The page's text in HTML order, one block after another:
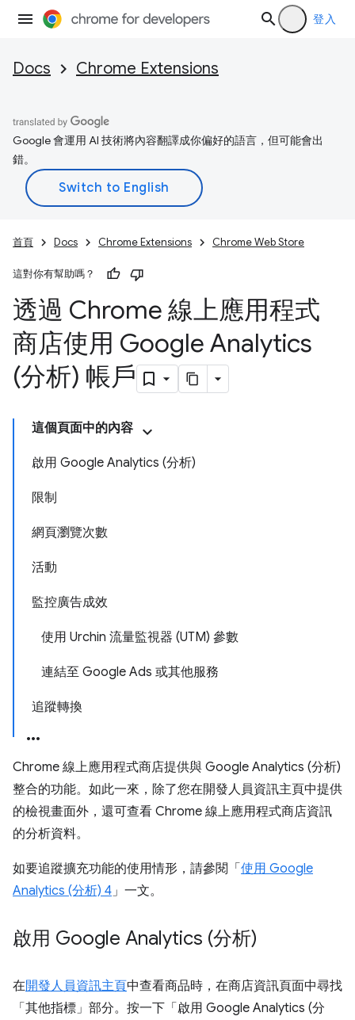
登入
Docs Chrome Extensions
Google 會運用 AI 技術將內容翻譯成你偏好的語言，但可能會出
錯。
首頁 Docs Chrome Extensions Chrome Web Store
這對你有幫助嗎？
透過 Chrome 線上應用程式
商店使用 Google Analytics
(分析) 帳戶
這個頁面中的內容
啟用 Google Analytics (分析)
限制
網頁瀏覽次數
活動
監控廣告成效
使用 Urchin 流量監視器 (UTM) 參數
連結至 Google Ads 或其他服務
追蹤轉換
Chrome 線上應用程式商店提供與 Google Analytics (分析)
整合的功能。如此一來，除了您在開發人員資訊主頁中提供
的檢視畫面外，還可查看 Chrome 線上應用程式商店資訊
的分析資料。
如要追蹤擴充功能的使用情形，請參閱「 使用 Google
Analytics (分析) 4」一文。
啟用 Google Analytics (分析)
在開發人員資訊主頁中查看商品時，在商店資訊頁面中尋找
「其他指標」部分。按一下「啟用 Google Analytics (分